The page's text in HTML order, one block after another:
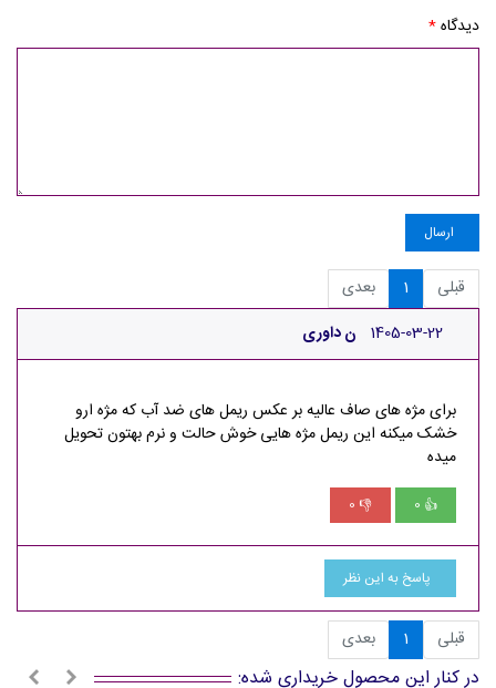
دیدگاه*
ارسال
قبلی 1
بعدی
ن داوری 1405-03-22
برای مژه های صاف عالیه بر عکس ریمل های ضد آب که مژه ارو
خشک میکنه این ریمل مژه هایی خوش حالت و نرم بهتون تحویل
میده
👍
0
👎
0
پاسخ به این نظر
قبلی 1 بعدی
در کنار این محصول خریداری شده: